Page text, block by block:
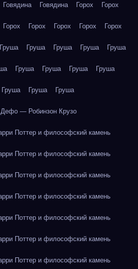
Говядина Говядина Горох Горох
Горох Горох Горох Горох Горох
Груша Груша Груша Груша Груша
Груша Груша Груша Груша
Груша Груша Груша
— Робинзон Крузо
Поттер и философский камень
Поттер и философский камень
Поттер и философский камень
Поттер и философский камень
Поттер и философский камень
Поттер и философский камень
Поттер и философский камень